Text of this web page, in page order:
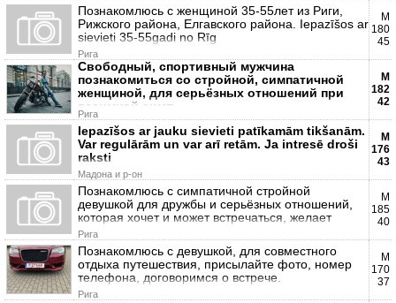
Познакомлюсь с женщиной 35-55лет из Риги,
Рижского района, Елгавского района. Iepazīšos ar
sievieti 35-55gadi no Rīg
Рига
М
180
45
Свободный, спортивный мужчина
познакомиться со стройной, симпатичной
женщиной, для серьёзных отношений при
взаимной симп
Рига
М
182
42
Iepazīšos ar jauku sievieti patīkamām tikšanām.
Var regulārām un var arī retām. Ja intresē droši
raksti
Мадона и р-он
М
176
43
Познакомлюсь с симпатичной стройной
девушкой для дружбы и серьёзных отношений,
которая хочет и может встречаться, желает
Рига
М
185
40
Познакомлюсь с девушкой, для совместного
отдыха путешествия, присылайте фото, номер
телефона, договоримся о встрече.
Рига
М
170
37